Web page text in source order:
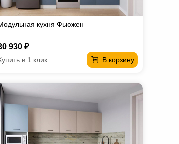
кухня Фьюжен
930 ₽
В корзину
в 1 клик